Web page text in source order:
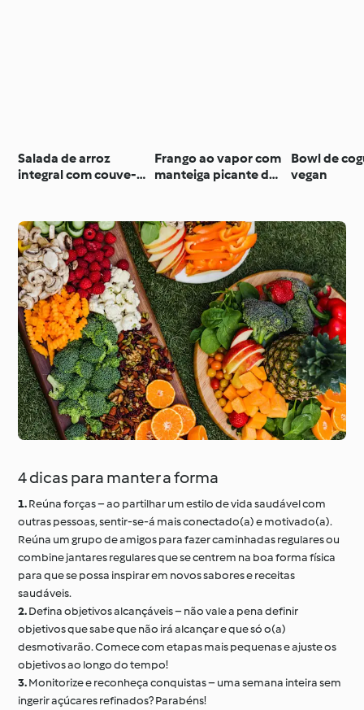
Salada de arroz
integral com couve-
Frango ao vapor com
manteiga picante de
Bowl de
vegan
4 dicas para manter a forma
1.Reúna forças – ao partilhar um estilo de vida saudável com
outras pessoas, sentir-se-á mais conectado(a) e motivado(a).
Reúna um grupo de amigos para fazer caminhadas regulares ou
combine jantares regulares que se centrem na boa forma física
para que se possa inspirar em novos sabores e receitas
saudáveis.
2.Defina objetivos alcançáveis – não vale a pena definir
objetivos que sabe que não irá alcançar e que só o(a)
desmotivarão. Comece com etapas mais pequenas e ajuste os
objetivos ao longo do tempo!
3.Monitorize e reconheça conquistas – uma semana inteira sem
ingerir açúcares refinados? Parabéns!